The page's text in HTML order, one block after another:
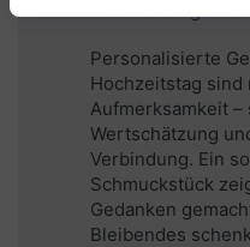
Personalisierte
Hochzeitstag sind
Aufmerksamkeit –
Wertschätzung
Verbindung. Ein
Schmuckstück
Gedanken
Bleibendes